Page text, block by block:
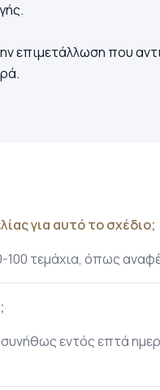
επιμετάλλωση που
για αυτό το σχέδιο;
100 τεμάχια, όπως
εντός επτά